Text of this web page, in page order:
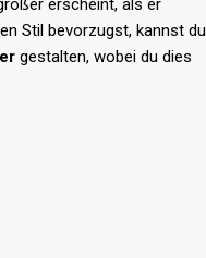
erscheint, als er
Stil bevorzugst, kannst du
gestalten, wobei du dies